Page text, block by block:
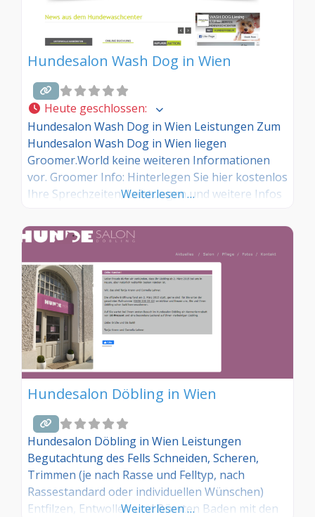
Hundesalon Wash Dog in Wien
Heute geschlossen:
Hundesalon Wash Dog in Wien Leistungen Zum
Hundesalon Wash Dog in Wien liegen
Groomer.World keine weiteren Informationen
vor. Groomer Info: Hinterlegen Sie hier kostenlos
Ihre Sprechzeiten, Leistungen und weitere Infos
Hundesalons? Dann teilen Sie Ihre Erfahrungen
über die Kommentarfunktion unten mit anderen
Hundebesitzer/innen!
Weiterlesen …
Hundesalon Döbling in Wien
Hundesalon Döbling in Wien Leistungen
Begutachtung des Fells Schneiden, Scheren,
Trimmen (je nach Rasse und Felltyp, nach
Rassestandard oder individuellen Wünschen)
Entfilzen, Entwollen und Bürsten Baden mit den
Weiterlesen …